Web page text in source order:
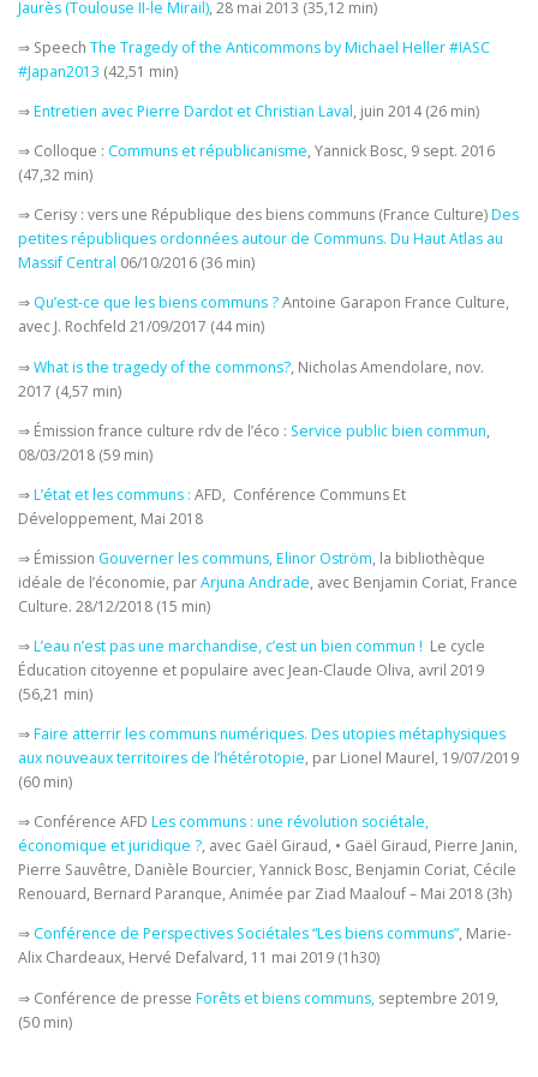
Jaurès (Toulouse II-le Mirail), 28 mai 2013 (35,12 min)
⇒ Speech The Tragedy of the Anticommons by Michael Heller#IASC
#Japan2013 (42,51 min)
⇒Entretien avec Pierre Dardot et Christian Laval, juin 2014 (26 min)
⇒ Colloque : Communs et républicanisme, Yannick Bosc, 9 sept. 2016
(47,32 min)
⇒ Cerisy : vers une République des biens communs (France Culture)Des
petites républiques ordonnées autour de Communs. Du Haut Atlas au
Massif Central 06/10/2016 (36 min)
⇒ Qu’est-ce que les biens communs ?Antoine Garapon France Culture,
avec J. Rochfeld 21/09/2017 (44 min)
⇒What is the tragedy of the commons?, Nicholas Amendolare, nov.
2017 (4,57 min)
⇒ Émission france culture rdv de l’éco : Service public bien commun,
08/03/2018 (59 min)
⇒L’état et les communs : AFD, Conférence Communs Et
Développement, Mai 2018
⇒ Émission Gouverner les communs, Elinor Oström, la bibliothèque
idéale de l’économie, parArjuna Andrade, avec Benjamin Coriat, France
Culture. 28/12/2018 (15 min)
⇒L’eau n’est pas une marchandise, c’est un bien commun ! Le cycle
Éducation citoyenne et populaire avec Jean-Claude Oliva, avril 2019
(56,21 min)
⇒Faire atterrir les communs numériques. Des utopies métaphysiques
aux nouveaux territoires de l’hétérotopie, par Lionel Maurel, 19/07/2019
(60 min)
⇒ Conférence AFD Les communs : une révolution sociétale,
économique et juridique ?, avec Gaël Giraud, • Gaël Giraud, Pierre Janin,
Pierre Sauvêtre, Danièle Bourcier, Yannick Bosc, Benjamin Coriat, Cécile
Renouard, Bernard Paranque, Animée par Ziad Maalouf – Mai 2018 (3h)
⇒ Conférence de Perspectives Sociétales “Les biens communs”, Marie-
Alix Chardeaux, Hervé Defalvard, 11 mai 2019 (1h30)
⇒ Conférence de presse Forêts et biens communs, septembre 2019,
(50 min)